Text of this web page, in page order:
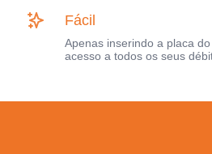
Fácil
Apenas inserindo a placa
acesso a todos os seus